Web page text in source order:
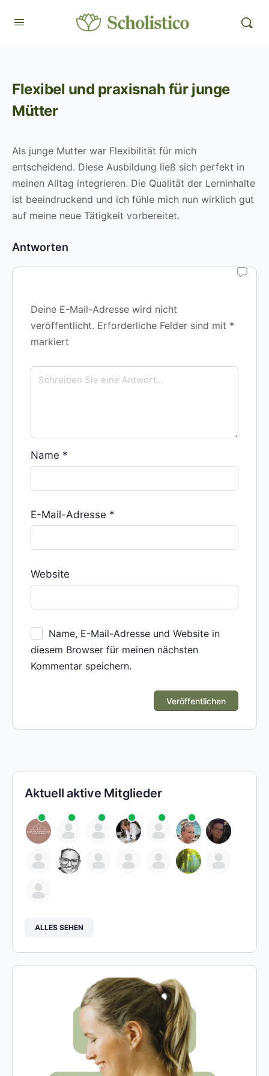
Flexibel und praxisnah für junge
Mütter
Als junge Mutter war Flexibilität für mich
entscheidend. Diese Ausbildung ließ sich perfekt in
meinen Alltag integrieren. Die Qualität der Lerninhalte
ist beeindruckend und ich fühle mich nun wirklich gut
auf meine neue Tätigkeit vorbereitet.
Antworten
Deine E-Mail-Adresse wird nicht
veröffentlicht. Erforderliche Felder sind mit *
markiert
Name *
E-Mail-Adresse *
Website
Name, E-Mail-Adresse und Website in
diesem Browser für meinen nächsten
Kommentar speichern.
Aktuell aktive Mitglieder
ALLES SEHEN